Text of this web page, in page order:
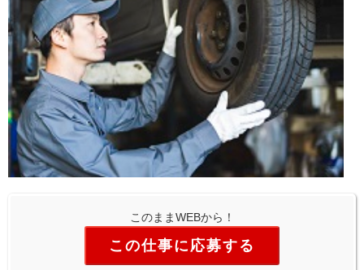
このままWEBから！
この仕事に応募する